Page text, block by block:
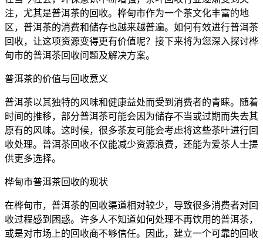
注，尤其是普洱茶的回收。桦甸市作为一个茶文化丰富的地
区，普洱茶的消费和储存也越来越普遍。如何有效进行普洱茶
回收，让这项资源变得更有价值呢？接下来将为您深入探讨桦
甸市的普洱茶回收问题及解决方案。
普洱茶的价值与回收意义
普洱茶以其独特的风味和健康益处而受到消费者的青睐。随着
时间的推移，部分普洱茶可能会因为储存不当或过期而失去其
原有的风味。这时候，很多茶友可能会考虑将这些茶叶进行回
收处理。普洱茶回收不仅能减少资源浪费，还能为爱茶人士提
供更多选择。
桦甸市普洱茶回收的现状
在桦甸市，普洱茶的回收渠道相对较少，导致很多消费者对回
收过程感到困惑。许多人不知道如何处理不再饮用的普洱茶，
或是对市场上的回收商不够信任。因此，建立一个可靠的回收